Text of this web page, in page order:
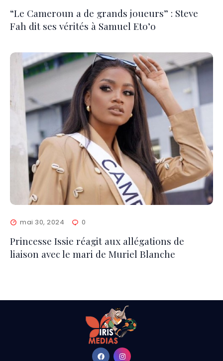
“Le Cameroun a de grands joueurs” : Steve
Fah dit ses vérités à Samuel Eto’o
mai 30, 2024 0
Princesse Issie réagit aux allégations de
liaison avec le mari de Muriel Blanche